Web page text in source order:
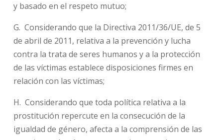
y basado en el respeto mutuo;
G. Considerando que la Directiva 2011/36/UE, de 5
de abril de 2011, relativa a la prevención y lucha
contra la trata de seres humanos y a la protección
de las víctimas establece disposiciones firmes en
relación con las víctimas;
H. Considerando que toda política relativa a la
prostitución repercute en la consecución de la
igualdad de género, afecta a la comprensión de las